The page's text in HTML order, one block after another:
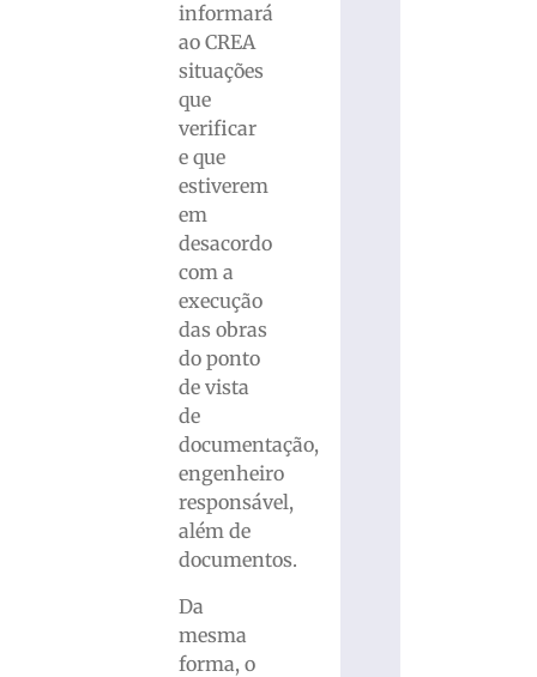
informará
ao CREA
situações
que
verificar
e que
estiverem
em
desacordo
com a
execução
das obras
do ponto
de vista
de
documentação,
engenheiro
responsável,
além de
documentos.
Da
mesma
forma, o